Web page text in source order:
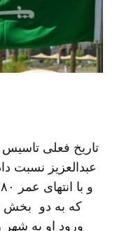
تاریخ فعلی
که به دو بخش